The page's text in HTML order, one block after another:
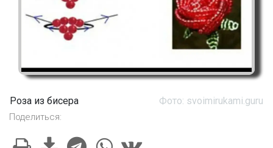
Роза из бисера Фото: svoimirukami.guru
Поделиться: